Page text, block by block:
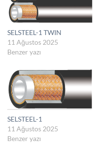
SELSTEEL-1 TWIN
11 Ağustos 2025
Benzer yazı
SELSTEEL-1
11 Ağustos 2025
Benzer yazı